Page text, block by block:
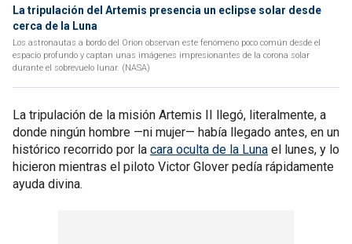
La tripulación del Artemis presencia un eclipse solar desde
cerca de la Luna
Los astronautas a bordo del Orion observan este fenómeno poco común desde el
espacio profundo y captan unas imágenes impresionantes de la corona solar
durante el sobrevuelo lunar. (NASA)
La tripulación de la misión Artemis II llegó, literalmente, a
donde ningún hombre —ni mujer— había llegado antes, en un
histórico recorrido por la cara oculta de la Luna el lunes, y lo
hicieron mientras el piloto Victor Glover pedía rápidamente
ayuda divina.